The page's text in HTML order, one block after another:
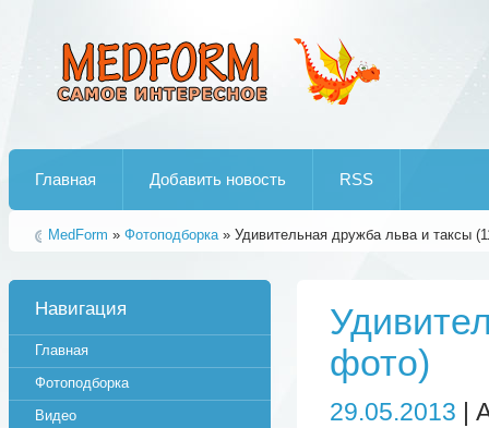
Главная Добавить новость RSS
MedForm » Фотоподборка» Удивительная дружба льва и таксы
фото)
29.05.2013 |
Навигация
Главная
Фотоподборка
Видео